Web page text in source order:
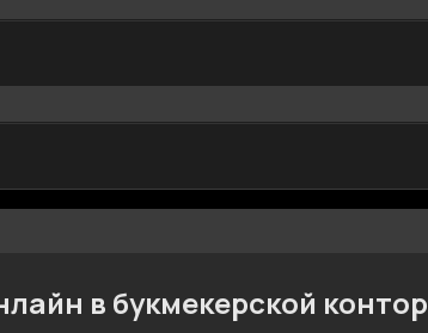
в букмекерской